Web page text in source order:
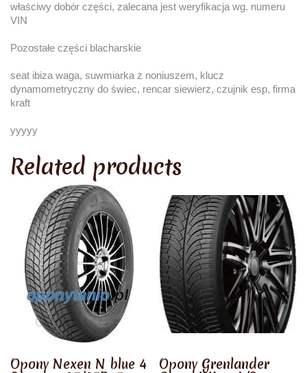
właściwy dobór części, zalecana jest weryfikacja wg. numeru
VIN
Pozostałe części blacharskie
seat ibiza waga, suwmiarka z noniuszem, klucz
dynamometryczny do świec, rencar siewierz, czujnik esp, firma
kraft
yyyyy
Related products
Opony Nexen N blue 4 Opony Grenlander